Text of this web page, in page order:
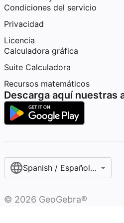
Condiciones del servicio
Privacidad
Licencia
Calculadora gráfica
Suite Calculadora
Recursos matemáticos
Descarga aquí nuestras
Spanish / Español
© 2026 GeoGebra®